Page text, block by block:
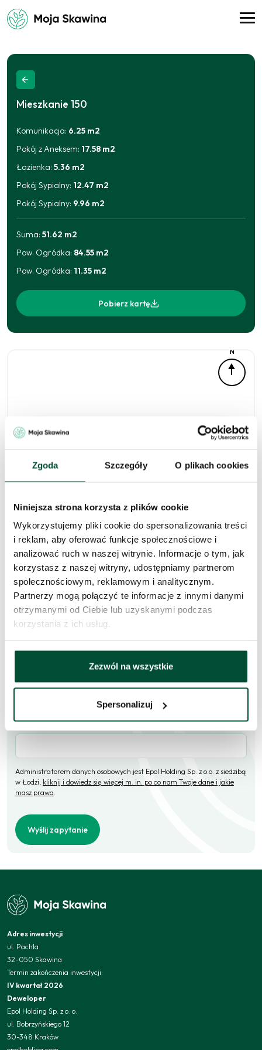
Zgoda Szczegóły O plikach cookies
Niniejsza strona korzysta z plików cookie
Wykorzystujemy pliki cookie do spersonalizowania treści
i reklam, aby oferować funkcje społecznościowe i
analizować ruch w naszej witrynie. Informacje o tym, jak
korzystasz z naszej witryny, udostępniamy partnerom
społecznościowym, reklamowym i analitycznym.
Partnerzy mogą połączyć te informacje z innymi danymi
otrzymanymi od Ciebie lub uzyskanymi podczas
korzystania z ich usług.
Zezwól na wszystkie
Spersonalizuj
Mieszkanie 150
Komunikacja: 6.25 m2
Pokój z Aneksem: 17.58 m2
Łazienka:5.36 m2
Pokój Sypialny: 12.47 m2
Pokój Sypialny: 9.96 m2
Suma:51.62 m2
Pow. Ogródka: 84.55 m2
Pow. Ogródka: 11.35 m2
Pobierz kartę
N
Niedostępne
Zapytaj o to
mieszkanie
Skorzystaj z formularza i przekaż naszym doradcom prośbę o
kontakt w sprawie tego mieszkania.
Skontaktujemy się w przeciągu 1 dnia roboczego
Imię i nazwisko
Telefon (opcjonalne)
Administratorem danych osobowych jest Epol Holding Sp. z o.o. z siedzibą
w Łodzi, kliknij i dowiedz się więcej m. in. po co nam Twoje dane i jakie
masz prawa.
Wyślij zapytanie
Adres inwestycji
ul. Pachla
32-050 Skawina
Termin zakończenia inwestycji:
IV kwartał 2026
Deweloper
Epol Holding Sp. z o. o.
ul. Bobrzyńskiego 12
30-348 Kraków